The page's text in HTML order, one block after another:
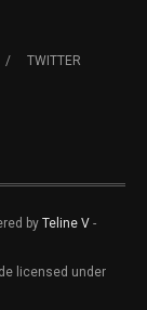
TWITTER
by Teline V -
licensed under